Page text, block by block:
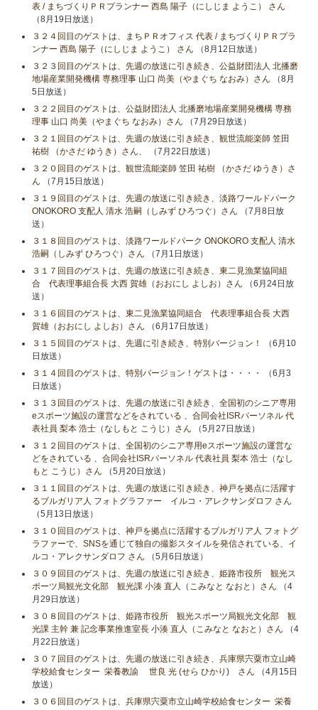
表 / まちづくりＰＲプランナー 西島 陽子（にしじま ようこ） さん
（8月19日放送）
３２４回目のゲストは、まちＰＲオフィス 代表 / まちづくりＰＲプラ
ンナー 西島 陽子（にしじま ようこ） さん （8月12日放送）
３２３回目のゲストは、先週の放送に引き続き、公益財団法人 北播磨
地場産業開発機構 専務理事 山口 尚美（やまぐち なおみ）さん （8月
5日放送）
３２２回目のゲストは、公益財団法人 北播磨地場産業開発機構 専務
理事 山口 尚美（やまぐち なおみ）さん （7月29日放送）
３２１回目のゲストは、先週の放送に引き続き、観世流能楽師 笠田
祐樹 （かさだ ゆうき）さん、
（7月22日放送）
３２０回目のゲストは、観世流能楽師 笠田 祐樹 （かさだ ゆうき）さ
ん （7月15日放送）
３１９回目のゲストは、先週の放送に引き続き、淡路ワールドパーク
ONOKORO 支配人 清水 浩嗣（しみず ひろつぐ）さん （7月8日放
送）
３１８回目のゲストは、淡路ワールドパーク ONOKORO 支配人 清水
浩嗣（しみず ひろつぐ）さん （7月1日放送）
３１７回目のゲストは、先週の放送に引き続き、東二見漁業協同組
合 代表理事組合長 大西 賀雄（おおにし よしお）さん （6月24日放
送）
３１６回目のゲストは、東二見漁業協同組合 代表理事組合長 大西
賀雄（おおにし よしお）さん （6月17日放送）
３１５回目のゲストは、先週に引き続き、特別バージョン！
（6月10
日放送）
３１４回目のゲストは、特別バージョン！ゲストは・・・・
（6月3
日放送）
３１３回目のゲストは、先週の放送に引き続き、全国初のシニア専用
eスポーツ施設の運営などをされている 、合同会社ISRパーソネル 代
表社員 梨本 浩士（なしもと こうじ）さん （5月27日放送）
３１２回目のゲストは、全国初のシニア専用eスポーツ施設の運営な
どをされている 、合同会社ISRパーソネル 代表社員 梨本 浩士（なし
もと こうじ）さん （5月20日放送）
３１１回目のゲストは、先週の放送に引き続き、神戸を拠点に活躍す
るブルガリア人 フォトグラファー イルコ・アレクサンダロフ さん
（5月13日放送）
３１０回目のゲストは、神戸を拠点に活躍するブルガリア人 フォトグ
ラファーで、SNSを通じて独自の撮影スタイルを発信されている、イ
ルコ・アレクサンダロフ さん （5月6日放送）
３０９回目のゲストは、先週の放送に引き続き、姫路市役所 観光ス
ポーツ局観光文化部 観光課 小湊 直人（こみなと なおと）さん （4
月29日放送）
３０８回目のゲストは、姫路市役所 観光スポーツ局観光文化部 観
光課 主幹 兼 記念事業推進室長 小湊 直人（こみなと なおと）さん （4
月22日放送）
３０７回目のゲストは、先週の放送に引き続き、兵庫県宍粟市立山崎
学校給食センター 栄養教諭 世良 光 (せら ひかり) さん （4月15日
放送）
３０６回目のゲストは、兵庫県宍粟市立山崎学校給食センター 栄養